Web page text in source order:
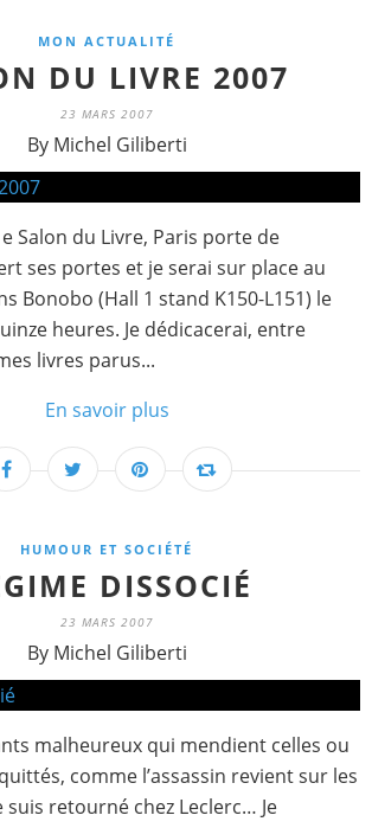
MON ACTUALITÉ
DU LIVRE 2007
23 MARS 2007
By Michel Giliberti
Salon du Livre, Paris porte de
ses portes et je serai sur place au
Bonobo (Hall 1 stand K150-L151) le
heures. Je dédicacerai, entre
livres parus...
En savoir plus
HUMOUR ET SOCIÉTÉ
DISSOCIÉ
23 MARS 2007
By Michel Giliberti
malheureux qui mendient celles ou
comme l’assassin revient sur les
suis retourné chez Leclerc… Je